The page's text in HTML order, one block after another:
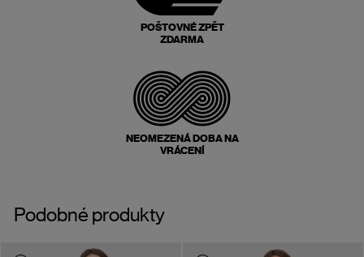
POŠTOVNÉ ZPĚT
ZDARMA
NEOMEZENÁ DOBA NA
VRÁCENÍ
Podobné produkty